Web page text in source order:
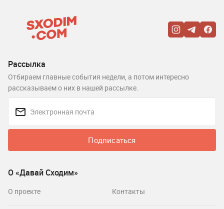
Рассылка
Отбираем главные события недели, а потом интересно
рассказываем о них в нашей рассылке.
Подписаться
О «Давай Сходим»
О проекте Контакты